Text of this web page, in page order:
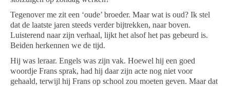
Tegenover me zit een ‘oude’ broeder. Maar wat is oud? Ik stel
dat de laatste jaren steeds verder bijtrekken, naar boven.
Luisterend naar zijn verhaal, lijkt het alsof het pas gebeurd is.
Beiden herkennen we de tijd.
Hij was leraar. Engels was zijn vak. Hoewel hij een goed
woordje Frans sprak, had hij daar zijn acte nog niet voor
gehaald, terwijl hij Frans op school zou moeten geven. Maar dat